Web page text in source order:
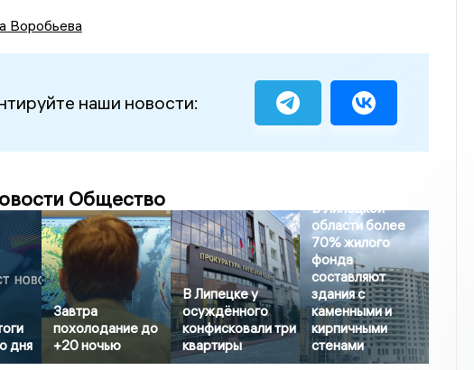
Воробьева
наши новости:
Общество
дня
Завтра
похолодание до
+20 ночью
В Липецке у
осуждённого
конфисковали три
квартиры
В Липецкой
области более
70% жилого
фонда
составляют
здания с
каменными и
кирпичными
стенами